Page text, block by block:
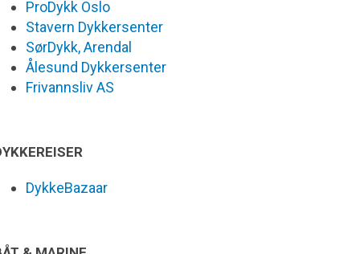
ProDykk Oslo
Stavern Dykkersenter
SørDykk, Arendal
Ålesund Dykkersenter
Frivannsliv AS
DykkeBazaar